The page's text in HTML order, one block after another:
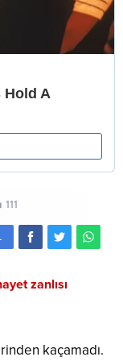
111
zanlısı
kaçamadı.